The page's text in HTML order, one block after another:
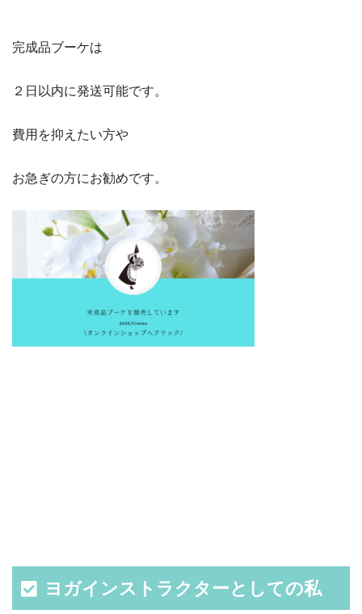
完成品ブーケは
２日以内に発送可能です。
費用を抑えたい方や
お急ぎの方にお勧めです。
ヨガインストラクターとしての私